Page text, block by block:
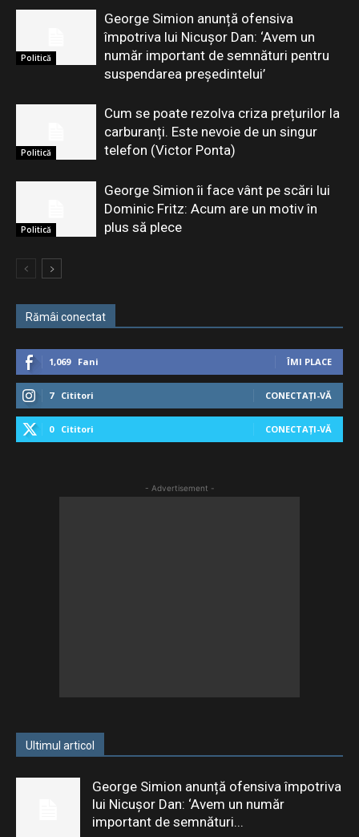
Politică
George Simion anunță ofensiva
împotriva lui Nicușor Dan: ‘Avem un
număr important de semnături pentru
suspendarea președintelui’
Politică
Cum se poate rezolva criza prețurilor la
carburanți. Este nevoie de un singur
telefon (Victor Ponta)
Politică
George Simion îi face vânt pe scări lui
Dominic Fritz: Acum are un motiv în
plus să plece
Rămâi conectat
1,069 Fani ÎMI PLACE
7 Cititori CONECTAȚI-VĂ
0 Cititori CONECTAȚI-VĂ
- Advertisement -
Ultimul articol
George Simion anunță ofensiva împotriva
lui Nicușor Dan: ‘Avem un număr
important de semnături...